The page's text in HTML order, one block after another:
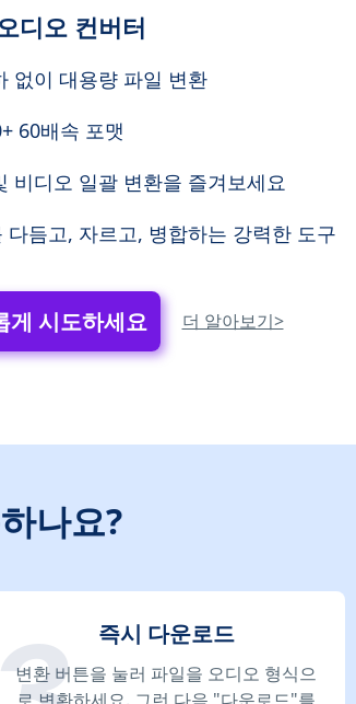
디오 컨버터
없이 대용량 파일 변환
60배속 포맷
비디오 일괄 변환을 즐겨보세요
다듬고, 자르고, 병합하는 강력한 도구
게 시도하세요 더 알아보기>
나요?
즉시 다운로드
변환 버튼을 눌러 파일을 오디오 형식으